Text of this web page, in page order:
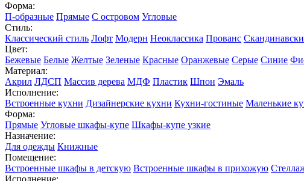
Форма:
П-образные Прямые С островом Угловые
Стиль:
Классический стиль Лофт Модерн Неоклассика Прованс
Цвет:
Бежевые Белые Желтые Зеленые Красные Оранжевые Серые Синие
Материал:
Акрил ЛДСП Массив дерева МДФ Пластик Шпон Эмаль
Исполнение:
Встроенные кухни Дизайнерские кухни Кухни-гостиные Маленькие
Форма:
Прямые Угловые шкафы-купе Шкафы-купе узкие
Назначение:
Для одежды Книжные
Помещение:
Встроенные шкафы в детскую Встроенные шкафы в прихожую
Исполнение: